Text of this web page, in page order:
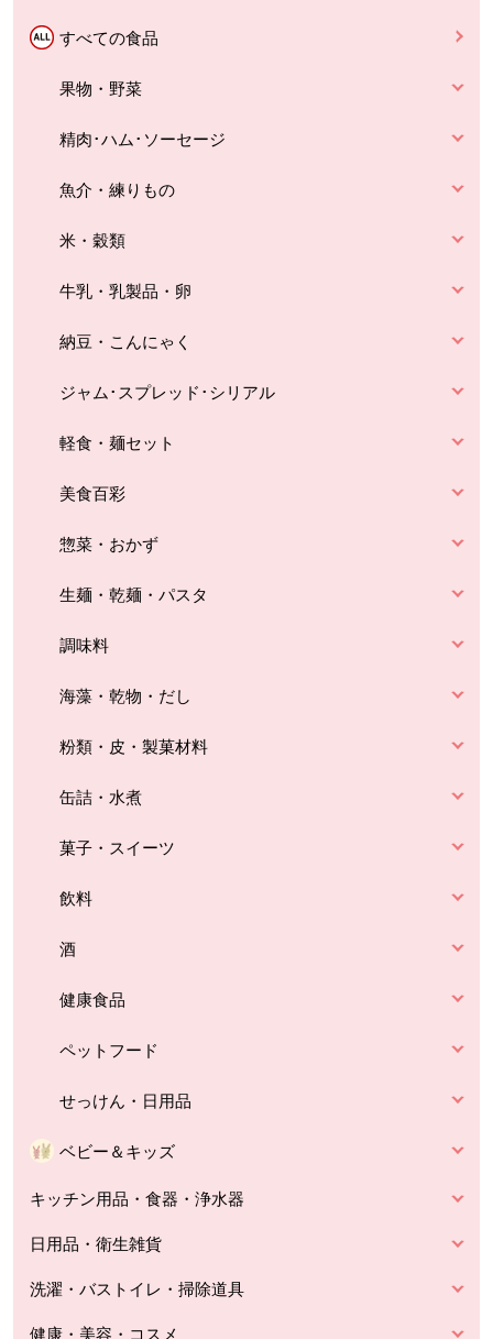
すべての食品
果物・野菜
精肉･ハム･ソーセージ
魚介・練りもの
米・穀類
牛乳・乳製品・卵
納豆・こんにゃく
ジャム･スプレッド･シリアル
軽食・麺セット
美食百彩
惣菜・おかず
生麺・乾麺・パスタ
調味料
海藻・乾物・だし
粉類・皮・製菓材料
缶詰・水煮
菓子・スイーツ
飲料
酒
健康食品
ペットフード
せっけん・日用品
ベビー＆キッズ
キッチン用品・食器・浄水器
日用品・衛生雑貨
洗濯・バストイレ・掃除道具
健康・美容・コスメ